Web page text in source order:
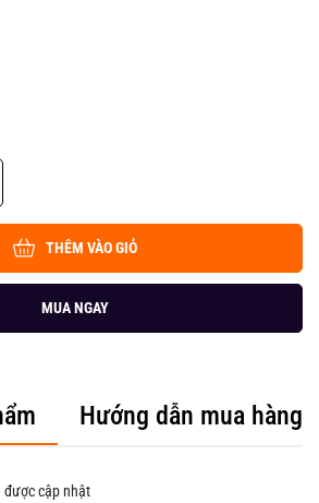
THÊM VÀO GIỎ
MUA NGAY
Hướng dẫn mua hàng
được cập nhật